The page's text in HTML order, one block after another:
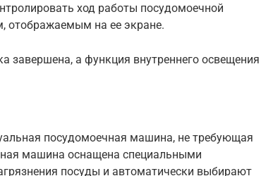
ход работы посудомоечной
на ее экране.
завершена, а функция внутреннего освещения
посудомоечная машина, не требующая
машина оснащена специальными
посуды и автоматически выбирают